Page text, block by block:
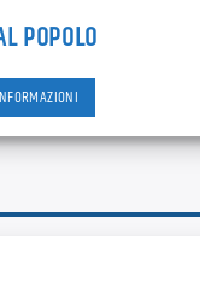
POPOLO